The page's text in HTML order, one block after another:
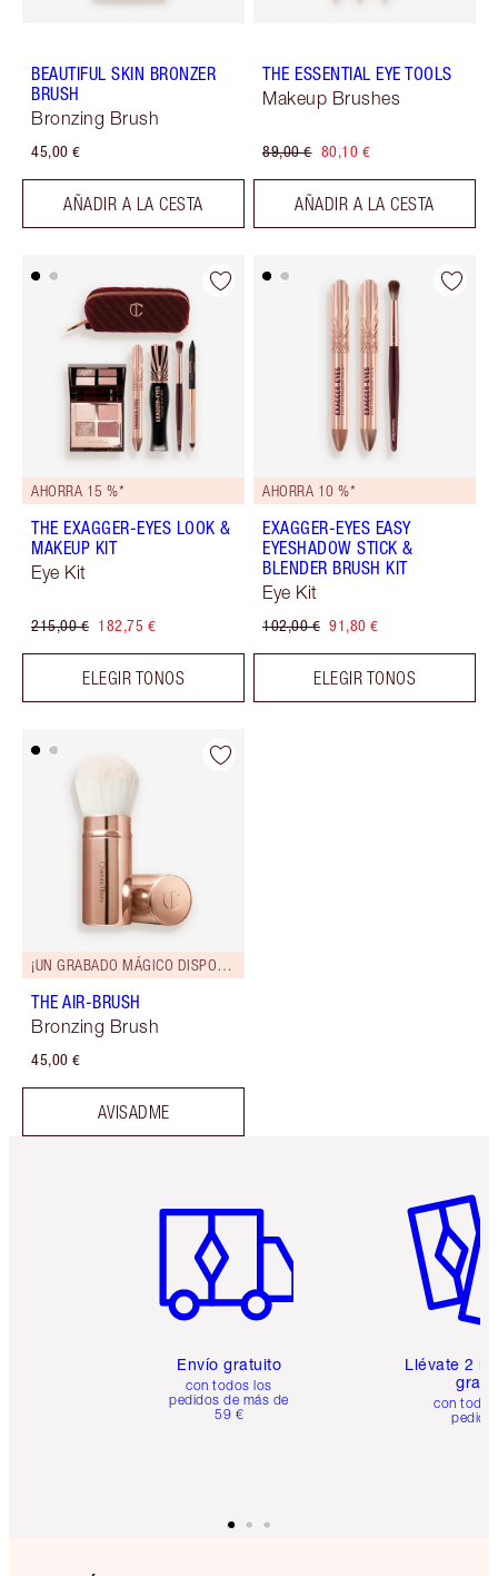
BEAUTIFUL SKIN BRONZER
BRUSH
Bronzing Brush
45,00 €
AÑADIR A LA CESTA
THE ESSENTIAL EYE TOOLS
Makeup Brushes
89,00 € 80,10 €
AÑADIR A LA CESTA
AHORRA 15 %*
THE EXAGGER-EYES LOOK &
MAKEUP KIT
Eye Kit
215,00 € 182,75 €
ELEGIR TONOS
AHORRA 10 %*
EXAGGER-EYES EASY
EYESHADOW STICK &
BLENDER BRUSH KIT
Eye Kit
102,00 € 91,80 €
ELEGIR TONOS
¡UN GRABADO MÁGICO DISPONIBLE!
THE AIR-BRUSH
Bronzing Brush
45,00 €
AVISADME
Envío gratuito
con todos los
pedidos de más de
59 €
Llévate 2
gratis
con